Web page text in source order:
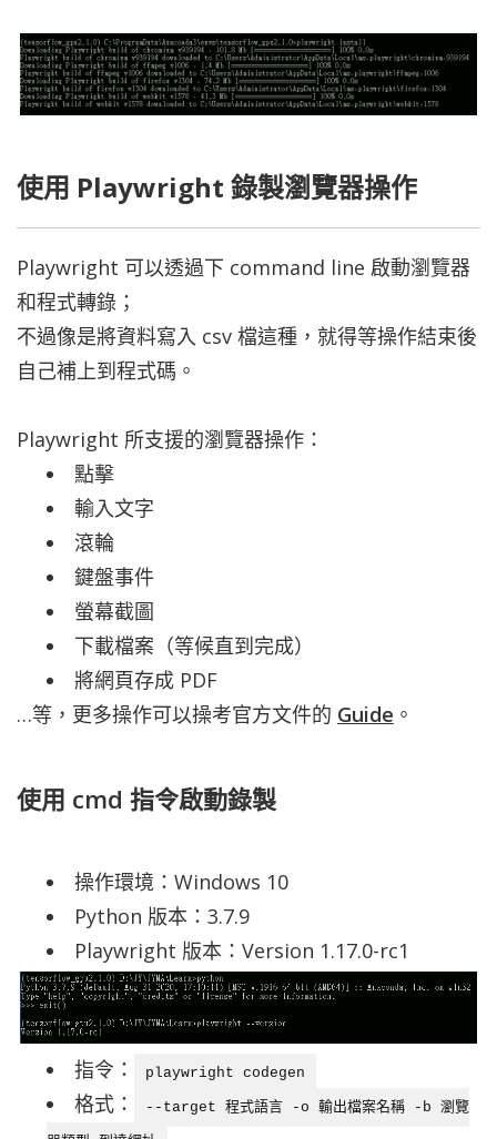
使用 Playwright 錄製瀏覽器操作
Playwright 可以透過下 command line 啟動瀏覽器
和程式轉錄；
不過像是將資料寫入 csv 檔這種，就得等操作結束後
自己補上到程式碼。
Playwright 所支援的瀏覽器操作：
點擊
輸入文字
滾輪
鍵盤事件
螢幕截圖
下載檔案（等候直到完成）
將網頁存成 PDF
…等，更多操作可以操考官方文件的 Guide 。
使用 cmd 指令啟動錄製
操作環境：Windows 10
Python 版本：3.7.9
Playwright 版本：Version 1.17.0-rc1
指令： playwright codegen
格式： --target 程式語言 -o 輸出檔案名稱 -b 瀏覽